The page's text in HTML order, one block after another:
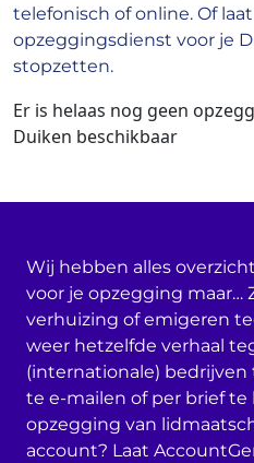
telefonisch of online. Of
opzeggingsdienst voor je
stopzetten.
Er is helaas nog geen
Duiken beschikbaar
Wij hebben alles
voor je opzegging maar…
verhuizing of emigeren
weer hetzelfde verhaal
(internationale)
te e-mailen of per brief
opzegging van
account? Laat